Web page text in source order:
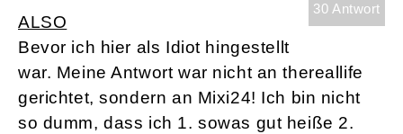
30 Antwort
ALSO
Bevor ich hier als Idiot hingestellt
war. Meine Antwort war nicht an thereallife
gerichtet, sondern an Mixi24! Ich bin nicht
so dumm, dass ich 1. sowas gut heiße 2.